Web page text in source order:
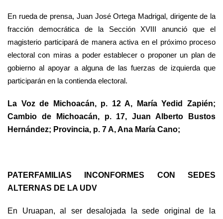
En rueda de prensa, Juan José Ortega Madrigal, dirigente de la
fracción democrática de la Sección XVIII anunció que el
magisterio participará de manera activa en el próximo proceso
electoral con miras a poder establecer o proponer un plan de
gobierno al apoyar a alguna de las fuerzas de izquierda que
participarán en la contienda electoral.
La Voz de Michoacán, p. 12 A, María Yedid Zapién;
Cambio de Michoacán, p. 17, Juan Alberto Bustos
Hernández; Provincia, p. 7 A, Ana María Cano;
PATERFAMILIAS INCONFORMES CON SEDES
ALTERNAS DE LA UDV
En Uruapan, al ser desalojada la sede original de la